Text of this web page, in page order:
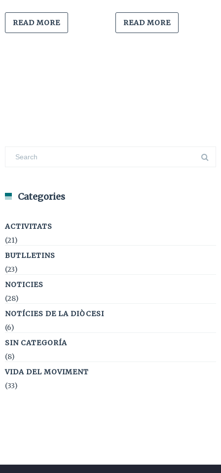
READ MORE READ MORE
Categories
ACTIVITATS
(21)
BUTLLETINS
(23)
NOTICIES
(28)
NOTÍCIES DE LA DIÒCESI
(6)
SIN CATEGORÍA
(8)
VIDA DEL MOVIMENT
(33)